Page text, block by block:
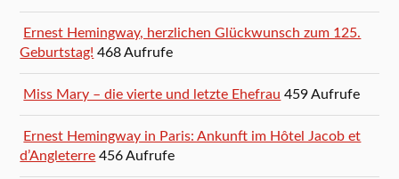
Ernest Hemingway, herzlichen Glückwunsch zum 125.
Geburtstag! 468 Aufrufe
Miss Mary – die vierte und letzte Ehefrau 459 Aufrufe
Ernest Hemingway in Paris: Ankunft im Hôtel Jacob et
d’Angleterre 456 Aufrufe